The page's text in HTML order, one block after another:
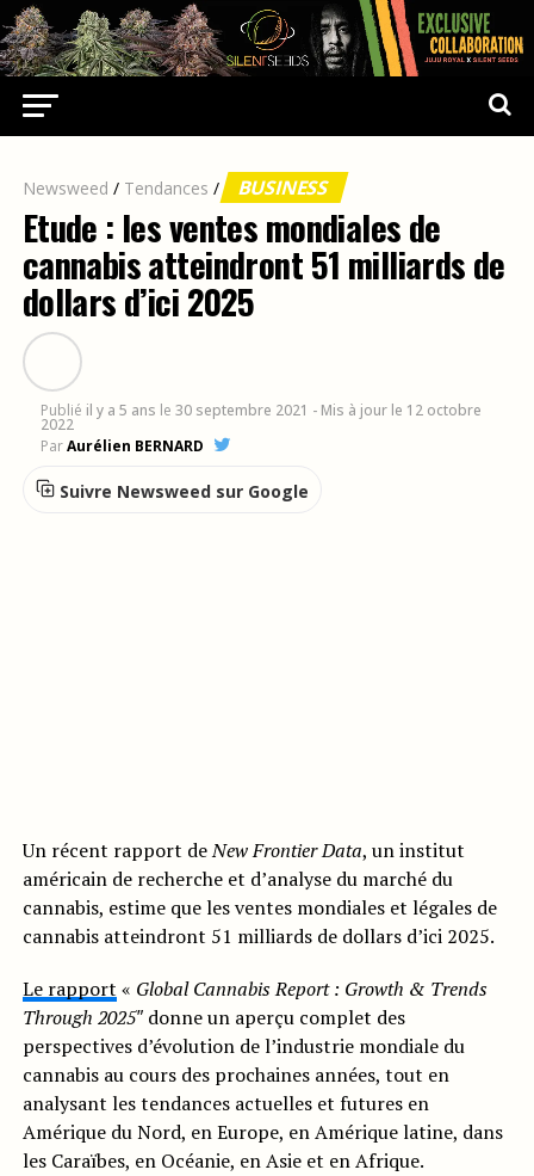
Newsweed / Tendances / BUSINESS
Etude : les ventes mondiales de
cannabis atteindront 51 milliards de
dollars d’ici 2025
Publié il y a 5 ans le 30 septembre 2021 - Mis à jour le 12 octobre
2022
ParAurélien BERNARD
Suivre Newsweed sur Google
Un récent rapport deNew Frontier Data, un institut
américain de recherche et d’analyse du marché du
cannabis, estime que les ventes mondiales et légales de
cannabis atteindront 51 milliards de dollars d’ici 2025.
Le rapport « Global Cannabis Report : Growth & Trends
Through 2025″ donne un aperçu complet des
perspectives d’évolution de l’industrie mondiale du
cannabis au cours des prochaines années, tout en
analysant les tendances actuelles et futures en
Amérique du Nord, en Europe, en Amérique latine, dans
les Caraïbes, en Océanie, en Asie et en Afrique.